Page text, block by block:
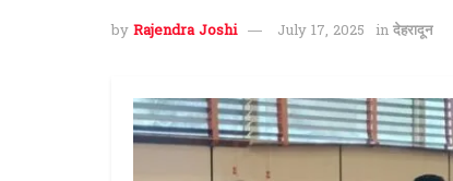
by Rajendra Joshi July 17, 2025 in देहरादून